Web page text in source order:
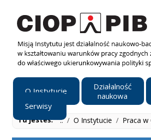
O Instytucie
Działalność
naukowa
Serwisy
Tu jesteś: ../ O Instytucie / Praca w